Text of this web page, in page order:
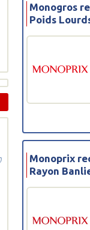
Monogros
Poids
Monoprix
Rayon